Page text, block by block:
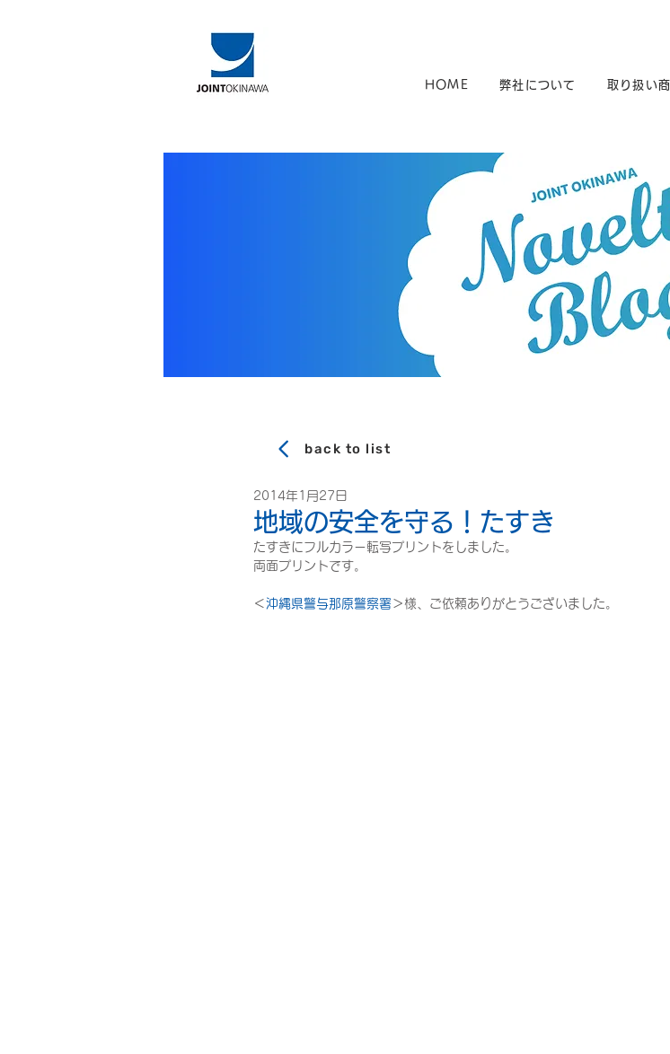
HOME 弊社について 取り扱い
back to list
地域の安全を守る！たすき
2014年1月27日
たすきにフルカラー転写プリントをしました。
両面プリントです。
＜沖縄県警与那原警察署 ＞様、ご依頼ありがとうございました。